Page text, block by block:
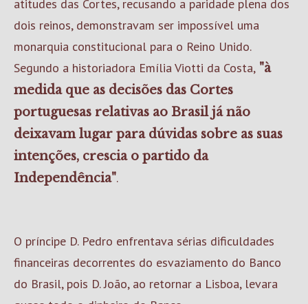
atitudes das Cortes, recusando a paridade plena dos
dois reinos, demonstravam ser impossível uma
monarquia constitucional para o Reino Unido.
Segundo a historiadora Emília Viotti da Costa, "à
medida que as decisões das Cortes
portuguesas relativas ao Brasil já não
deixavam lugar para dúvidas sobre as suas
intenções, crescia o partido da
Independência".
O príncipe D. Pedro enfrentava sérias dificuldades
financeiras decorrentes do esvaziamento do Banco
do Brasil, pois D. João, ao retornar a Lisboa, levara